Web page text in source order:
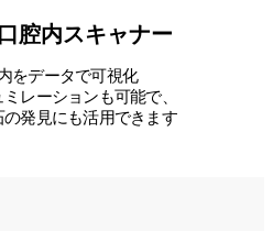
腔内スキャナー
をデータで可視化
レーションも可能で、
の発見にも活用できます